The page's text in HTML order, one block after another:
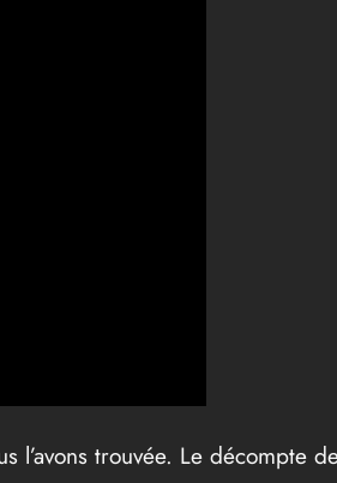
l’avons trouvée. Le décompte